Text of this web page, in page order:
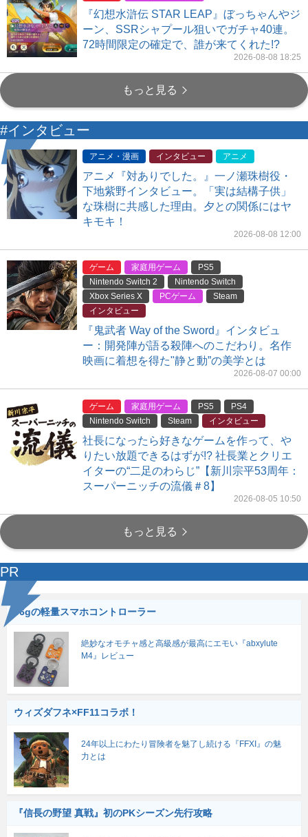
『幻想水滸伝 STAR LEAP』ぼっちゃんやジ
ーン、SSRシャプール狙いでガチャ40連。
72時間限定の確定で、誰が来てくれた!?
2026-08-08 18:25
もっと見る
#インタビュー
アニメ・漫画 インタビュー アニメ
アニメ『対ありでした。』一ノ瀬珠樹役・
下地紫野インタビュー。「実は結構子供」
な珠樹に共感した理由。夕との関係にはヤ
キモキ！
2026-08-08 12:00
ゲーム 家庭用ゲーム
PS5
Nintendo Switch 2
Nintendo Switch
Xbox Series X
PCゲーム
Steam
インタビュー
『鬼武者 Way of the Sword』インタビュ
ー：開発陣が語る殺陣へのこだわり。名作
映画に着想を得た"静と動”の美学とは
2026-08-07 00:00
ゲーム 家庭用ゲーム PS5
PS4
Nintendo Switch
Steam インタビュー
社長になったら好きなゲームを作って、や
りたい放題できるはずが!? 社長業とクリエ
イターの“二足のわらじ”【新川宗平53周年：
スーパーニッチの流儀＃8】
2026-08-05 10:50
もっと見る
PR
56gの軽量スマホコントローラー
絶妙なオモチャ感と高級感が最高にエモい『abxylute
M4』レビュー
ウィズダフネ×FF11コラボ！
24年以上にわたり冒険者を魅了し続ける『FFXI』の魅
力とは
『信長の野望 真戦』初のPKシーズン先行攻略